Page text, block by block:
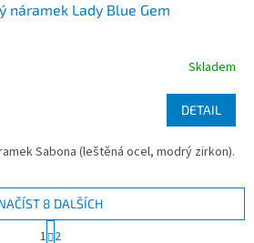
náramek Lady Blue Gem
Skladem
DETAIL
Sabona (leštěná ocel, modrý zirkon).
8 DALŠÍCH
S
1 2